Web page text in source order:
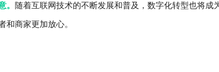
。 随着互联网技术的不断发展和普及，数字化转型也将成
和商家更加放心。